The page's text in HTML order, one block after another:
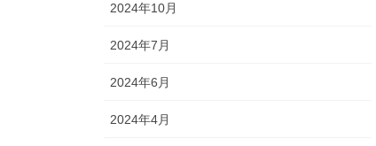
2024年10月
2024年7月
2024年6月
2024年4月